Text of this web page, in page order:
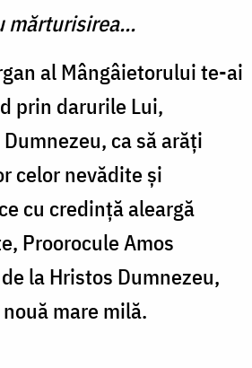
mărturisirea...
al Mângâietorului te-ai
prin darurile Lui,
ca să arăţi
celor nevădite şi
cu credinţă aleargă
Proorocule Amos
la Hristos Dumnezeu,
mare milă.